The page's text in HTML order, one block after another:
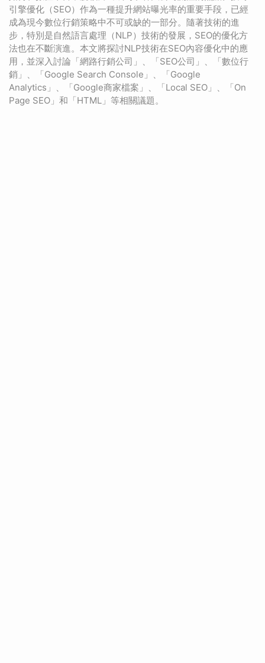
引擎優化（SEO）作為一種提升網站曝光率的重要手段，已經
成為現今數位行銷策略中不可或缺的一部分。隨著技術的進
步，特別是自然語言處理（NLP）技術的發展，SEO的優化方
法也在不斷演進。本文將探討NLP技術在SEO內容優化中的應
用，並深入討論「網路行銷公司」、「SEO公司」、「數位行
銷」、「Google Search Console」、「Google
Analytics」、「Google商家檔案」、「Local SEO」、「On
Page SEO」和「HTML」等相關議題。